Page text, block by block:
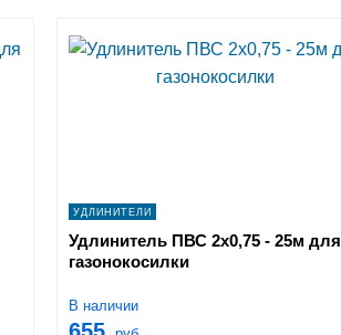
УДЛИНИТЕЛИ
Удлинитель ПВС 2х0,75 - 25м для
газонокосилки
В наличии